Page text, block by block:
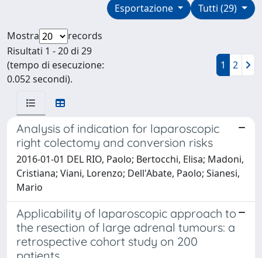
Tutti (29)
Esportazione
Mostra
records
Risultati 1 - 20 di 29
(tempo di esecuzione:
0.052 secondi).
1 2
Analysis of indication for laparoscopic
right colectomy and conversion risks
2016-01-01 DEL RIO, Paolo; Bertocchi, Elisa; Madoni,
Cristiana; Viani, Lorenzo; Dell'Abate, Paolo; Sianesi,
Mario
Applicability of laparoscopic approach to
the resection of large adrenal tumours: a
retrospective cohort study on 200